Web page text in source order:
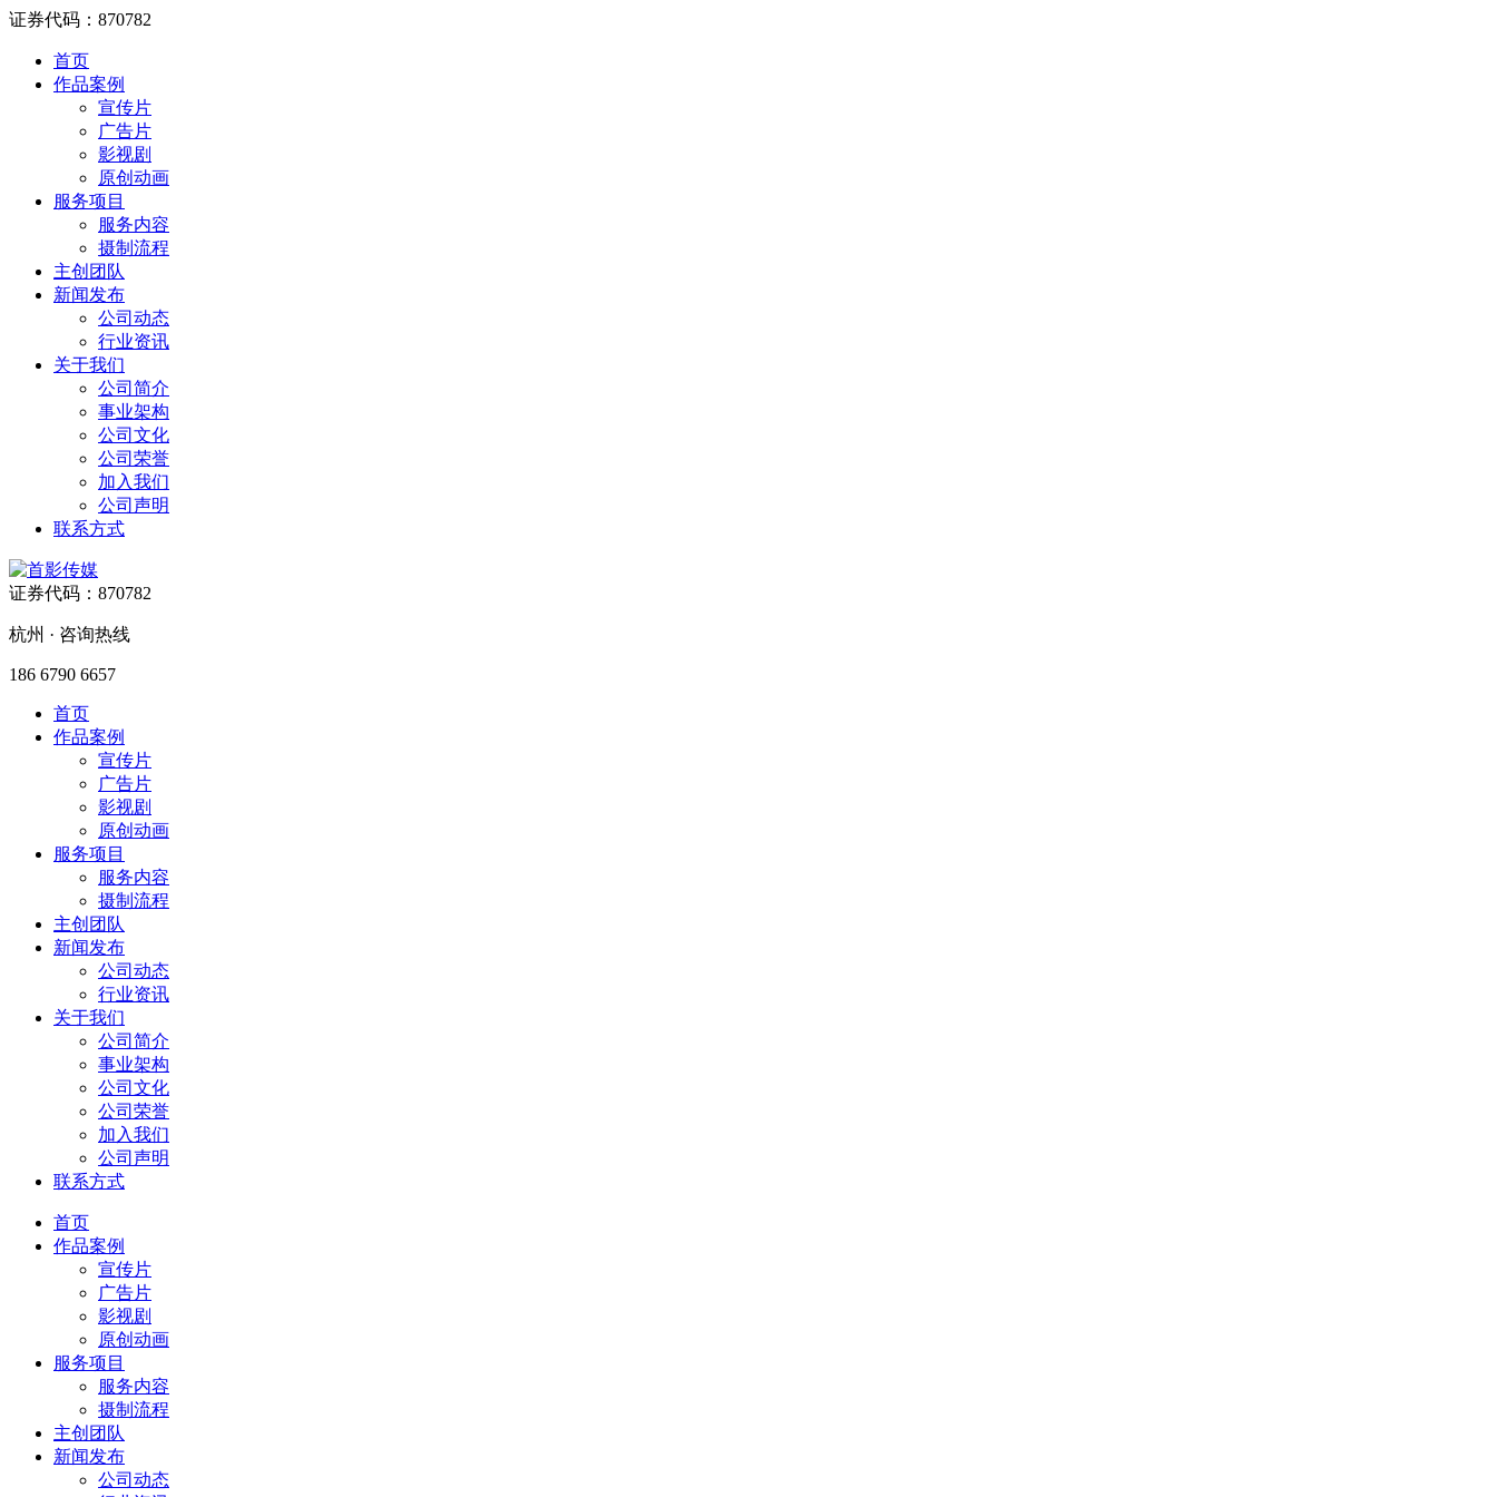
证券代码：870782
首页
作品案例
宣传片
广告片
影视剧
原创动画
服务项目
服务内容
摄制流程
主创团队
新闻发布
公司动态
行业资讯
关于我们
公司简介
事业架构
公司文化
公司荣誉
加入我们
公司声明
联系方式
证券代码：870782
杭州 · 咨询热线
186 6790 6657
首页
作品案例
宣传片
广告片
影视剧
原创动画
服务项目
服务内容
摄制流程
主创团队
新闻发布
公司动态
行业资讯
关于我们
公司简介
事业架构
公司文化
公司荣誉
加入我们
公司声明
联系方式
首页
作品案例
宣传片
广告片
影视剧
原创动画
服务项目
服务内容
摄制流程
主创团队
新闻发布
公司动态